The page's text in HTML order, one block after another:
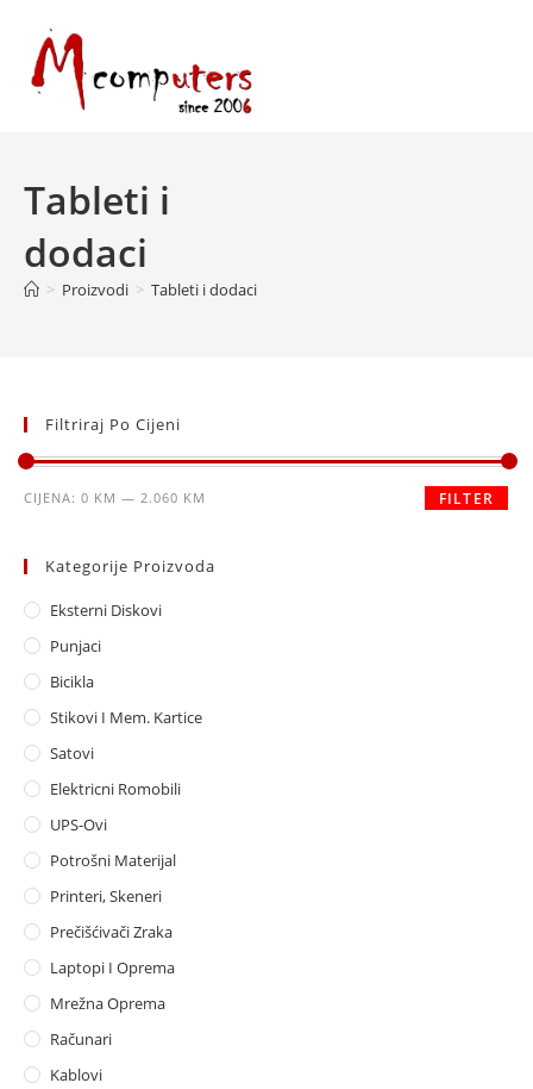
content
Tableti i
dodaci
> Proizvodi > Tableti i dodaci
Filtriraj Po Cijeni
Minimalna
Maksimalna
FILTER
CIJENA: 0 KM — 2.060 KM
Kategorije Proizvoda
Eksterni Diskovi
Punjaci
Bicikla
Stikovi I Mem. Kartice
Satovi
Elektricni Romobili
UPS-Ovi
Potrošni Materijal
Printeri, Skeneri
Prečišćivači Zraka
Laptopi I Oprema
Mrežna Oprema
Računari
Kablovi